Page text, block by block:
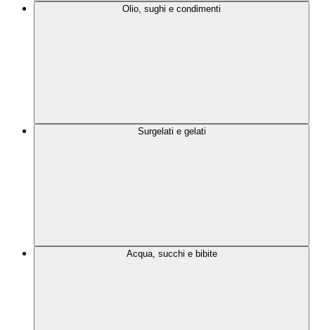
Olio, sughi e condimenti
Surgelati e gelati
Acqua, succhi e bibite